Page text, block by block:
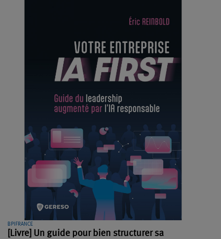
BPIFRANCE
[Livre] Un guide pour bien structurer sa